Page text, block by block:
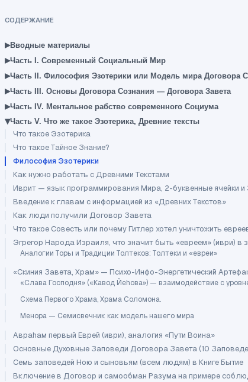
СОДЕРЖАНИЕ
▸Вводные материалы
▸Часть I. Современный Социальный Мир
▸Часть II. Философия Эзотерики или Модель мира Договора
▸Часть III. Основы Договора Сознания — Договора Завета
▸Часть IV. Ментальное рабство современного Социума
▾Часть V. Что же такое Эзотерика, Древние тексты
Что такое Эзотерика
Что такое Тайное Знание?
Философия Эзотерики
Как нужно работать с Древними Текстами
Иврит — язык программирования Мира, 2-буквенные ячейки и
Введение к главам с информацией из «Древних Текстов»
Как люди получили Договор Завета
Что такое Совесть или почему Гитлер хотел уничтожить
Эгрегор Народа Израиля, что значит быть «евреем» (иври) в
Аналогии Торы и Традиции Толтеков: Толтеки и «евреи»
«Скиния Завета, Храм» — Психо-Инфо-Энергетический
«Слава Господня» («Кавод Йеhова») — взаимодействие с
Схема Первого Храма, Храма Соломона.
Менора — Семисвечник как модель нашего мира
Авраhам первый Еврей (иври), аналогия «Пути Воина»
Основные Духовные Заповеди Договора Завета (10
Семь заповедей Ною и сыновьям (всем людям) в Книге Бытие
Включение в Договор и самообман Разума на примере